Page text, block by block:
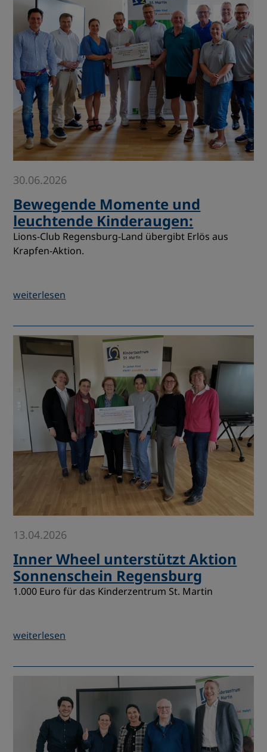
30.06.2026
Bewegende Momente und
leuchtende Kinderaugen:
Lions-Club Regensburg-Land übergibt Erlös aus
Krapfen-Aktion.
weiterlesen
13.04.2026
Inner Wheel unterstützt Aktion
Sonnenschein Regensburg
1.000 Euro für das Kinderzentrum St. Martin
weiterlesen